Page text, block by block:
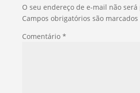
O seu endereço de e-mail não
Campos obrigatórios são marcados
Comentário *